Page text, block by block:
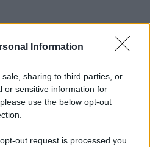
Information
sharing to third parties, or
or sensitive information for
use the below opt-out
out request is processed you